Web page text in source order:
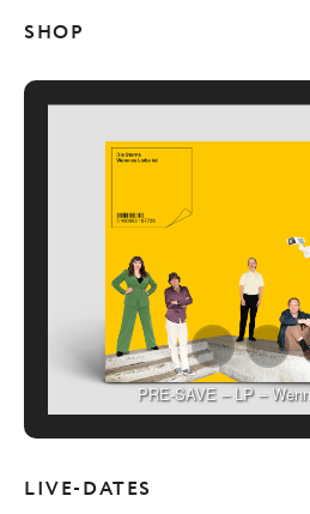
SHOP
PRE-SAVE – LP –
LIVE-DATES